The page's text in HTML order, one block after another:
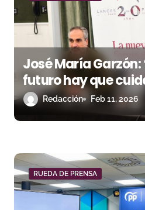
a
José María Garzón:
futuro hay que
abonado”
Redacción Feb 11, 2026
RUEDA DE PRENSA